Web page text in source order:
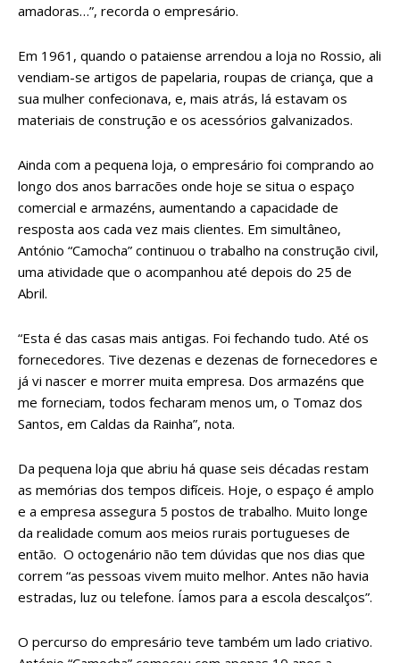
amadoras…”, recorda o empresário.
Em 1961, quando o pataiense arrendou a loja no Rossio, ali
vendiam-se artigos de papelaria, roupas de criança, que a
sua mulher confecionava, e, mais atrás, lá estavam os
materiais de construção e os acessórios galvanizados.
Ainda com a pequena loja, o empresário foi comprando ao
longo dos anos barracões onde hoje se situa o espaço
comercial e armazéns, aumentando a capacidade de
resposta aos cada vez mais clientes. Em simultâneo,
António “Camocha” continuou o trabalho na construção civil,
uma atividade que o acompanhou até depois do 25 de
Abril.
“Esta é das casas mais antigas. Foi fechando tudo. Até os
fornecedores. Tive dezenas e dezenas de fornecedores e
já vi nascer e morrer muita empresa. Dos armazéns que
me forneciam, todos fecharam menos um, o Tomaz dos
Santos, em Caldas da Rainha”, nota.
Da pequena loja que abriu há quase seis décadas restam
as memórias dos tempos difíceis. Hoje, o espaço é amplo
e a empresa assegura 5 postos de trabalho. Muito longe
da realidade comum aos meios rurais portugueses de
então. O octogenário não tem dúvidas que nos dias que
correm “as pessoas vivem muito melhor. Antes não havia
estradas, luz ou telefone. Íamos para a escola descalços”.
O percurso do empresário teve também um lado criativo.